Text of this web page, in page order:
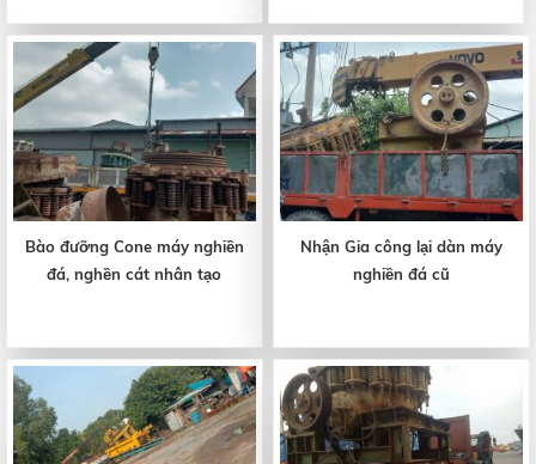
Bào đưỡng Cone máy nghiền
đá, nghền cát nhân tạo
Nhận Gia công lại dàn máy
nghiền đá cũ